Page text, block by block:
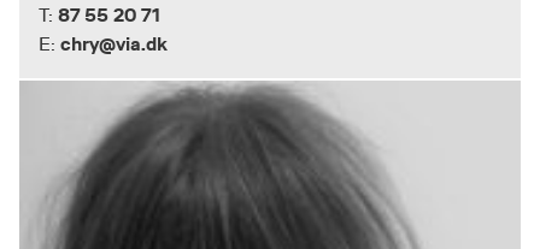
T: 87 55 20 71
E: chry@via.dk